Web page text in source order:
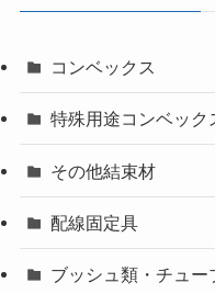
コンベックス
特殊用途コンベック
その他結束材
配線固定具
ブッシュ類・チュー